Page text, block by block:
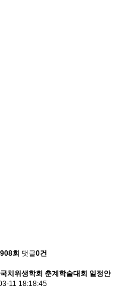
회 댓글0건
치위생학회 춘계학술대회 일정안
11 18:18:45